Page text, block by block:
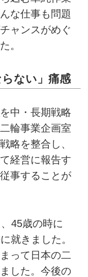
な仕事も問題
ャンスがめぐ
。
らない」痛感
中・長期戦略
輪事業企画室
略を整合し、
経営に報告す
事することが
45歳の時に
就きました。
って日本の二
した。今後の